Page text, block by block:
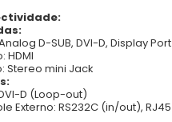
D-SUB, DVI-D, Display Port
HDMI
Stereo mini Jack
D (Loop-out)
Externo: RS232C (in/out), RJ45